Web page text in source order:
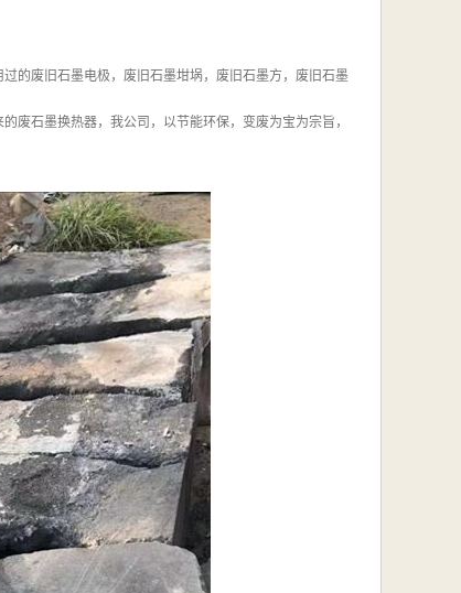
的废旧石墨电极，废旧石墨坩埚，废旧石墨方，废旧石墨
废石墨换热器，我公司，以节能环保，变废为宝为宗旨，